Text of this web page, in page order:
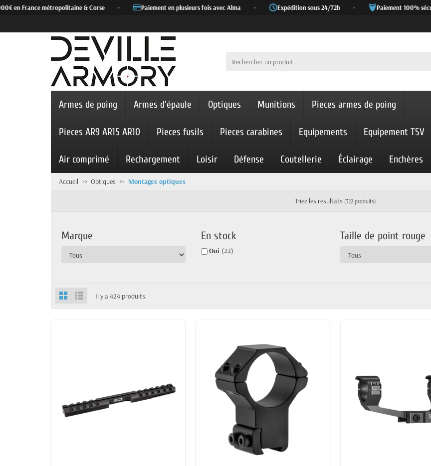
France métropolitaine & Corse Paiement en plusieurs fois avec Alma Expédition sous 24/72h Paiement 100% sécurisé
Armes de poing Armes d'épaule Optiques Munitions Pieces armes de poing
Pieces AR9 AR15 AR10 Pieces fusils Pieces carabines Equipements Equipement TSV
Air comprimé Rechargement Loisir Défense Coutellerie Éclairage Enchères
Accueil Optiques Montages optiques
Triez les resultats (322 produits)
Marque En stock
Oui (22)
Taille de point rouge
Il y a 424 produits.